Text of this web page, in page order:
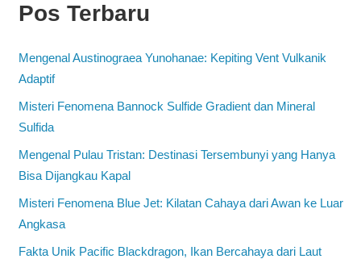
Pos Terbaru
Mengenal Austinograea Yunohanae: Kepiting Vent Vulkanik
Adaptif
Misteri Fenomena Bannock Sulfide Gradient dan Mineral
Sulfida
Mengenal Pulau Tristan: Destinasi Tersembunyi yang Hanya
Bisa Dijangkau Kapal
Misteri Fenomena Blue Jet: Kilatan Cahaya dari Awan ke Luar
Angkasa
Fakta Unik Pacific Blackdragon, Ikan Bercahaya dari Laut